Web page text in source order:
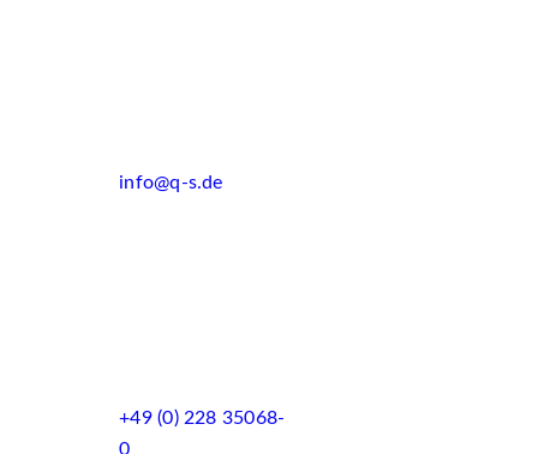
info@q-s.de
+49 (0) 228 35068-
0